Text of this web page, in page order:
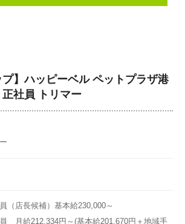
プ】ハッピーベル ペットプラザ港
社員 トリマー
（店長候補）基本給230,000～
月給212,334円～(基本給201,670円＋地域手